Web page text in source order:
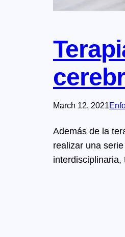
March 12, 2021
Además de la
realizar una